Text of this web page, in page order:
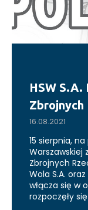
HSW S.A.
Zbrojnych
16.08.2021
15 sierpnia,
Warszawskiej
Zbrojnych
Wola S.A.
włącza się w
rozpoczęły